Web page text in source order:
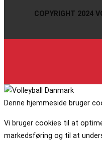
COPYRIGHT 2024
Denne hjemmeside bruger
Vi bruger cookies til at
markedsføring og til at